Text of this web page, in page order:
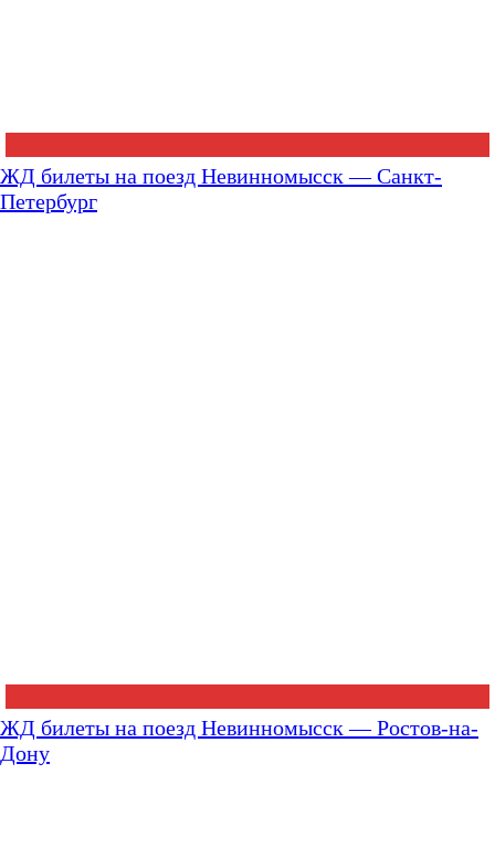
ЖД билеты на поезд Невинномысск — Санкт-
Петербург
ЖД билеты на поезд Невинномысск — Ростов-на-
Дону